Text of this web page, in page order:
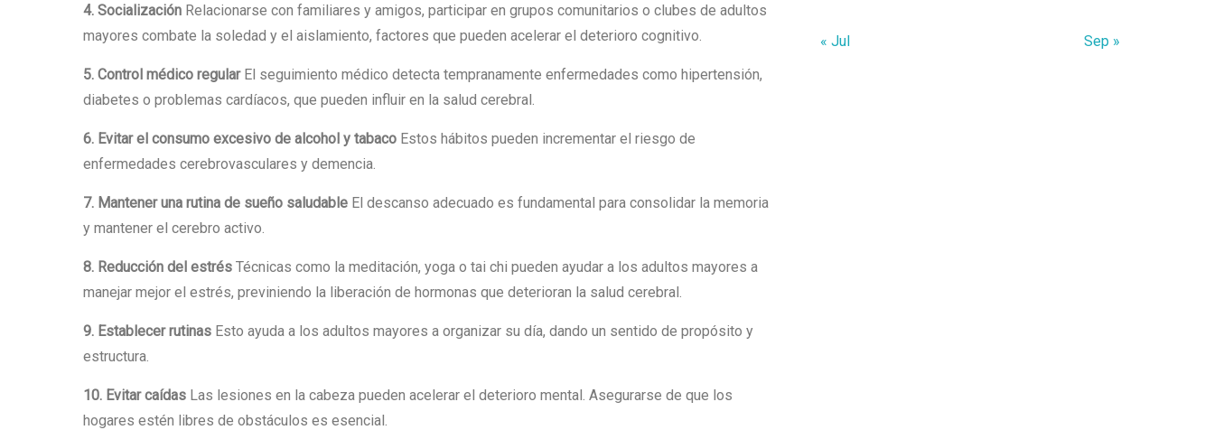
4. Socialización Relacionarse con familiares y amigos, participar en grupos comunitarios o clubes de adultos
mayores combate la soledad y el aislamiento, factores que pueden acelerar el deterioro cognitivo.
5. Control médico regularEl seguimiento médico detecta tempranamente enfermedades como hipertensión,
diabetes o problemas cardíacos, que pueden influir en la salud cerebral.
6. Evitar el consumo excesivo de alcohol y tabaco Estos hábitos pueden incrementar el riesgo de
enfermedades cerebrovasculares y demencia.
7. Mantener una rutina de sueño saludable El descanso adecuado es fundamental para consolidar la memoria
y mantener el cerebro activo.
8. Reducción del estrés Técnicas como la meditación, yoga o tai chi pueden ayudar a los adultos mayores a
manejar mejor el estrés, previniendo la liberación de hormonas que deterioran la salud cerebral.
9. Establecer rutinas Esto ayuda a los adultos mayores a organizar su día, dando un sentido de propósito y
estructura.
10. Evitar caídas Las lesiones en la cabeza pueden acelerar el deterioro mental. Asegurarse de que los
hogares estén libres de obstáculos es esencial.
« Jul Sep »